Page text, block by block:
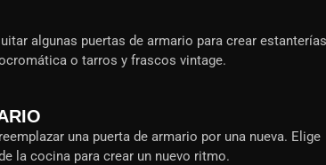
algunas puertas de armario para crear estanterías
o tarros y frascos vintage.
una puerta de armario por una nueva. Elige
la cocina para crear un nuevo ritmo.